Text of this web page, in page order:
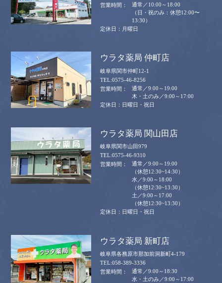
通常／10:00～18:00
（日・祝のみ：休憩12:00〜
13:30）
月曜日
ウラタ薬局 仲町店
岐阜県関市仲町12-1
0575-46-8256
通常／9:00～19:00
木・土のみ／9:00～17:00
日曜日・祝日
ウラタ薬局 関山田店
岐阜県関市山田979
0575-46-9310
通常／9:00～19:00
（休憩12:30~14:30）
水／9:00～18:00
（休憩12:30~13:30）
土／9:00～17:00
（休憩12:30~13:30）
日曜日・祝日
ウラタ薬局 新町店
岐阜県各務原市那加前洞新町4-179
058-389-3336
通常／9:00～18:30
水・土のみ／9:00～17:00